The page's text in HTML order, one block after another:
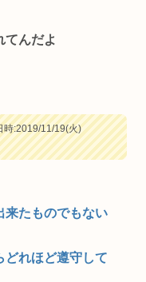
てんだよ
時:2019/11/19(火)
来たものでもない
どれほど遵守して